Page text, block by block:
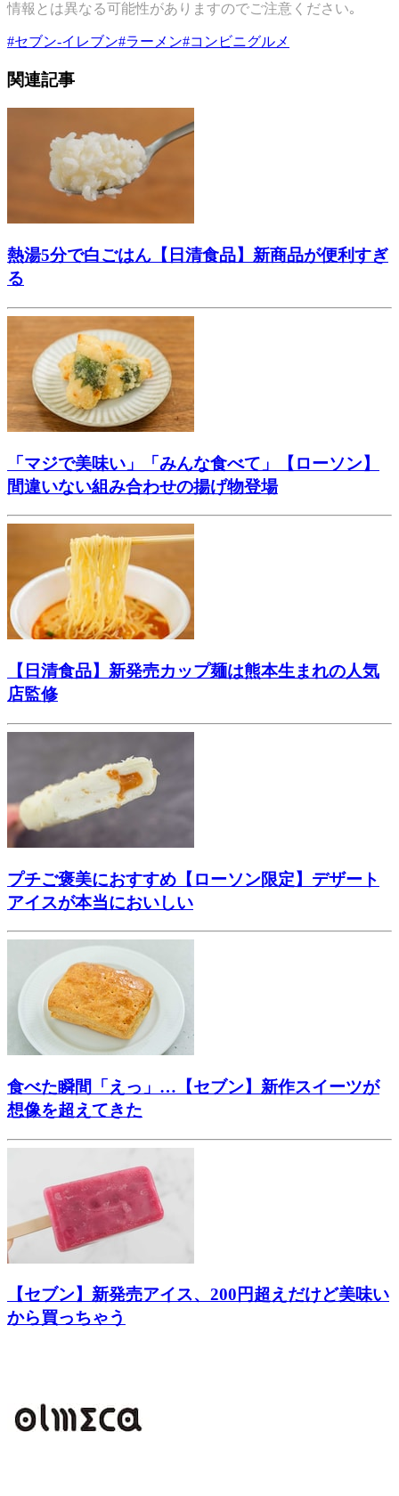
情報とは異なる可能性がありますのでご注意ください｡
#セブン-イレブン#ラーメン#コンビニグルメ
関連記事
熱湯5分で白ごはん【日清食品】新商品が便利すぎ
る
「マジで美味い」「みんな食べて」【ローソン】
間違いない組み合わせの揚げ物登場
【日清食品】新発売カップ麺は熊本生まれの人気
店監修
プチご褒美におすすめ【ローソン限定】デザート
アイスが本当においしい
食べた瞬間「えっ」…【セブン】新作スイーツが
想像を超えてきた
【セブン】新発売アイス、200円超えだけど美味い
から買っちゃう